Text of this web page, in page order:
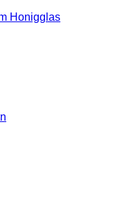
Honigglas